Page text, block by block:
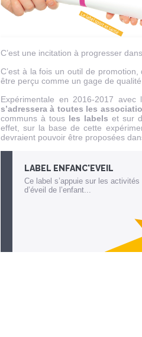
C’est une incitation à progresser
C’est à la fois un outil de
être perçu comme un gage de
Expérimentale en 2016-2017
s’adressera à toutes les
communs à tous les labels et sur
effet, sur la base de cette
devraient pouvoir être proposées
LABEL ENFANC'EVEIL
Ce label s’appuie sur les activités
d’éveil de l’enfant...